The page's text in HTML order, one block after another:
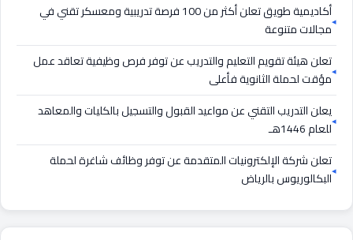
أكاديمية طويق تعلن أكثر من 100 فرصة تدريبية ومعسكر تقني في
مجالات متنوعة
تعلن هيئة تقويم التعليم والتدريب عن توفر فرص وظيفية تعاقد عمل
مؤقت لحملة الثانوية فأعلى
يعلن التدريب التقني عن مواعيد القبول والتسجيل بالكليات والمعاهد
للعام 1446هـ
تعلن شركة الإلكترونيات المتقدمة عن توفر وظائف شاغرة لحملة
البكالوريوس بالرياض